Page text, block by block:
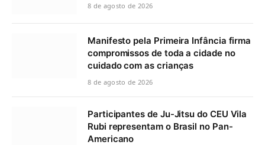
8 de agosto de 2026
Manifesto pela Primeira Infância firma
compromissos de toda a cidade no
cuidado com as crianças
8 de agosto de 2026
Participantes de Ju-Jitsu do CEU Vila
Rubi representam o Brasil no Pan-
Americano